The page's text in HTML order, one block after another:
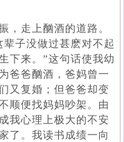
，走上酗酒的道路。
子没做过甚麽对不起
下来。”这句话使我幼
爸爸酗酒，爸妈曾一
又复婚；但爸爸却变
顺便找妈妈吵架。由
我心理上极大的不安
了。我读书成绩一向